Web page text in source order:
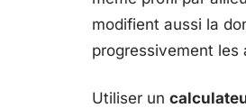
modifient aussi la
progressivement les
Utiliser un